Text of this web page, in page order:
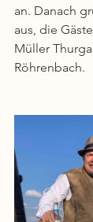
an. Danach
aus, die
Müller
Röhrenbach.